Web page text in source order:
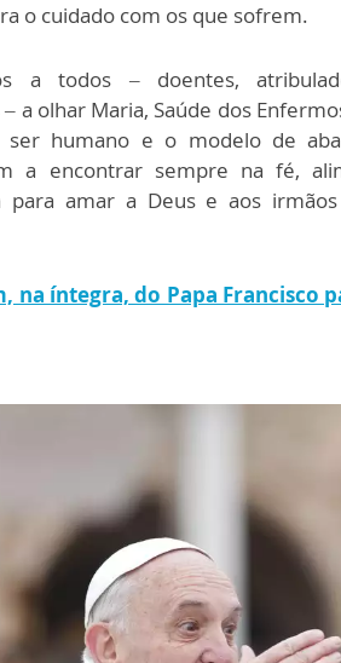
o cuidado com os que sofrem.
a todos – doentes,
a olhar Maria, Saúde dos
humano e o modelo de
a encontrar sempre na fé,
para amar a Deus e aos
na íntegra, do Papa Francisco